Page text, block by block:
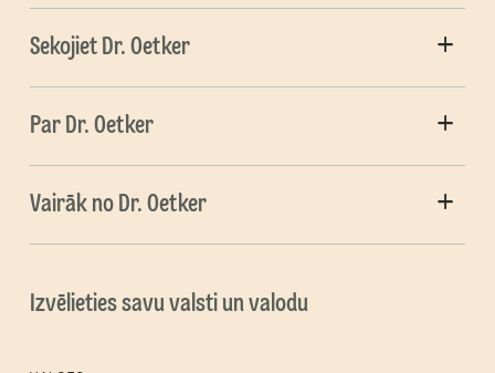
Sekojiet Dr. Oetker
Par Dr. Oetker
Vairāk no Dr. Oetker
Izvēlieties savu valsti un valodu